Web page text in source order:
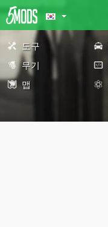
도구
무기
맵